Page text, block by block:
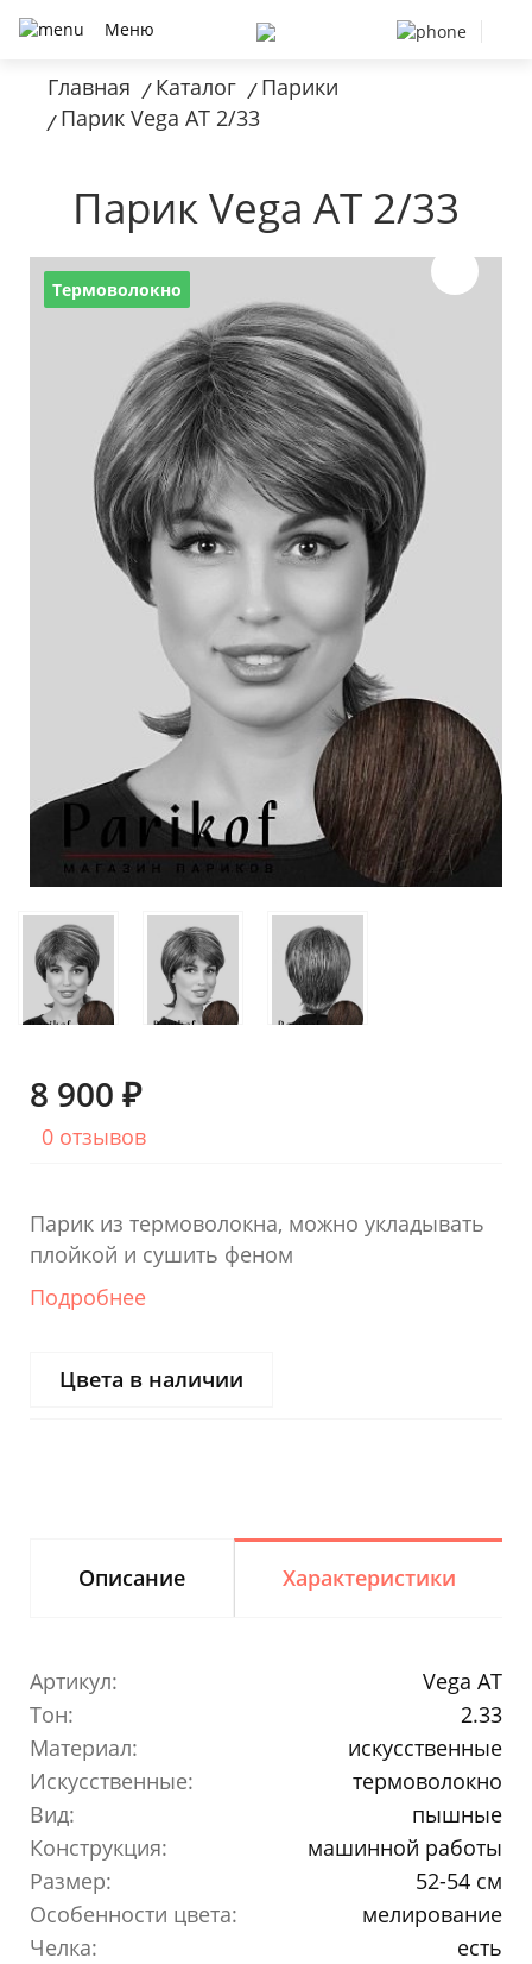
Меню
Главная / Каталог / Парики
/ Парик Vega AT 2/33
Парик Vega AT 2/33
Термоволокно
8 900 ₽
0 отзывов
Парик из термоволокна, можно укладывать
плойкой и сушить феном
Подробнее
Цвета в наличии
Описание Характеристики
Артикул:
Vega AT
Тон:
2.33
Материал:
искусственные
Искусственные:
термоволокно
Вид:
пышные
Конструкция:
машинной работы
Размер:
52-54 см
Особенности цвета:
мелирование
Челка:
есть